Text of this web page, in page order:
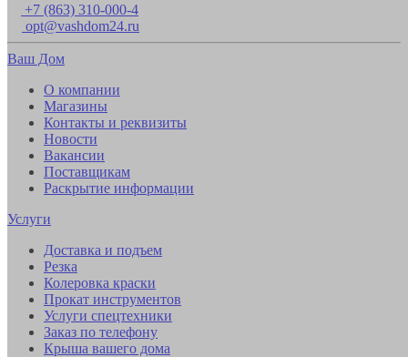
+7 (863) 310-000-4
opt@vashdom24.ru
Ваш Дом
О компании
Магазины
Контакты и реквизиты
Новости
Вакансии
Поставщикам
Раскрытие информации
Услуги
Доставка и подъем
Резка
Колеровка краски
Прокат инструментов
Услуги спецтехники
Заказ по телефону
Крыша вашего дома